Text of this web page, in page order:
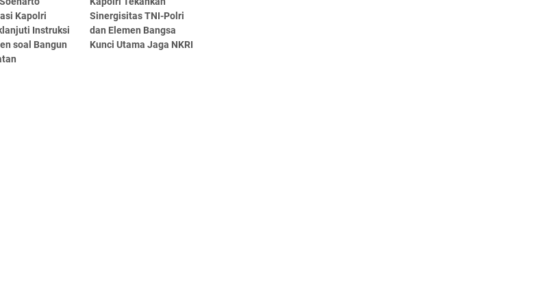
Kapolri
Instruksi
soal Bangun
Sinergisitas TNI-Polri
dan Elemen Bangsa
Kunci Utama Jaga NKRI